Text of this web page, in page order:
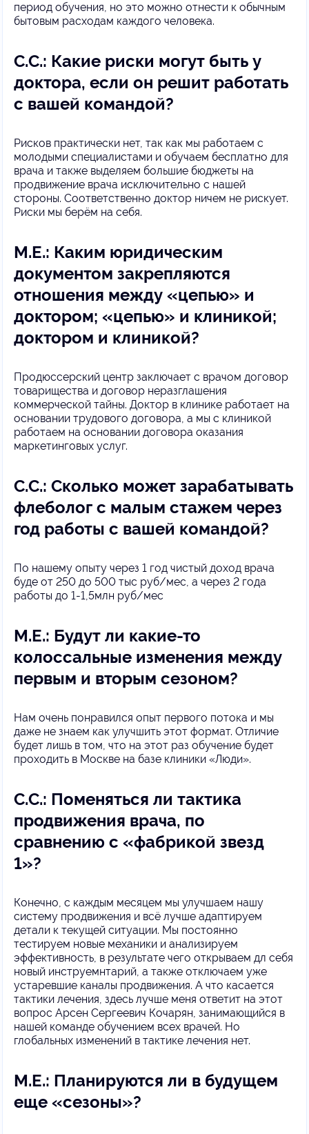
период обучения, но это можно отнести к обычным
бытовым расходам каждого человека.
С.С.: Какие риски могут быть у
доктора, если он решит работать
с вашей командой?
Рисков практически нет, так как мы работаем с
молодыми специалистами и обучаем бесплатно для
врача и также выделяем большие бюджеты на
продвижение врача исключительно с нашей
стороны. Соответственно доктор ничем не рискует.
Риски мы берём на себя.
М.Е.: Каким юридическим
документом закрепляются
отношения между «цепью» и
доктором; «цепью» и клиникой;
доктором и клиникой?
Продюссерский центр заключает с врачом договор
товарищества и договор неразглашения
коммерческой тайны. Доктор в клинике работает на
основании трудового договора, а мы с клиникой
работаем на основании договора оказания
маркетинговых услуг.
С.С.: Сколько может зарабатывать
флеболог с малым стажем через
год работы с вашей командой?
По нашему опыту через 1 год чистый доход врача
буде от 250 до 500 тыс руб/мес, а через 2 года
работы до 1-1,5млн руб/мес
М.Е.: Будут ли какие-то
колоссальные изменения между
первым и вторым сезоном?
Нам очень понравился опыт первого потока и мы
даже не знаем как улучшить этот формат. Отличие
будет лишь в том, что на этот раз обучение будет
проходить в Москве на базе клиники «Люди».
С.С.: Поменяться ли тактика
продвижения врача, по
сравнению с «фабрикой звезд
1»?
Конечно, с каждым месяцем мы улучшаем нашу
систему продвижения и всё лучше адаптируем
детали к текущей ситуации. Мы постоянно
тестируем новые механики и анализируем
эффективность, в результате чего открываем дл себя
новый инструемнтарий, а также отключаем уже
устаревшие каналы продвижения. А что касается
тактики лечения, здесь лучше меня ответит на этот
вопрос Арсен Сергеевич Кочарян, занимающийся в
нашей команде обучением всех врачей. Но
глобальных изменений в тактике лечения нет.
М.Е.: Планируются ли в будущем
еще «сезоны»?